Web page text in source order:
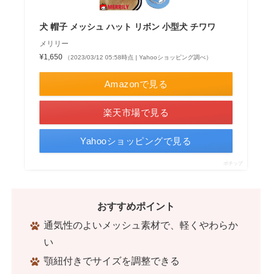
犬 帽子 メッシュ ハット リボン 小型犬 チワワ
メリリー
¥1,650
（2023/03/12 05:58時点 | Yahooショッピング調べ）
Amazonで見る
楽天市場で見る
Yahooショッピングで見る
ポチップ
おすすめポイント
通気性のよいメッシュ素材で、軽くやわらか
い
顎紐付きでサイズを調整できる